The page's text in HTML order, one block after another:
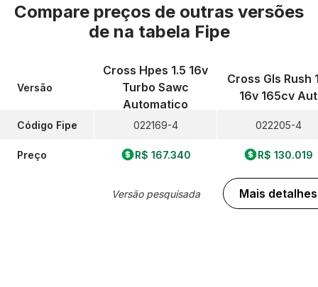
Compare preços de outras versões
de na tabela Fipe
Versão
Código Fipe
Preço
Cross Hpes 1.5 16v
Turbo Sawc
Automatico
022169-4
R$ 167.340
Versão pesquisada
Cross Gls Rush
16v 165cv Aut
022205-4
R$ 130.019
Mais detalhes